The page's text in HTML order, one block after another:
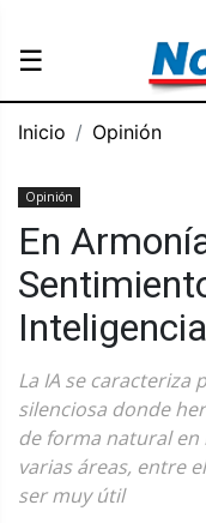
☰
Inicio Opinión
Opinión
En
La IA se caracteriza
silenciosa donde
de forma natural
varias áreas, entre
ser muy útil